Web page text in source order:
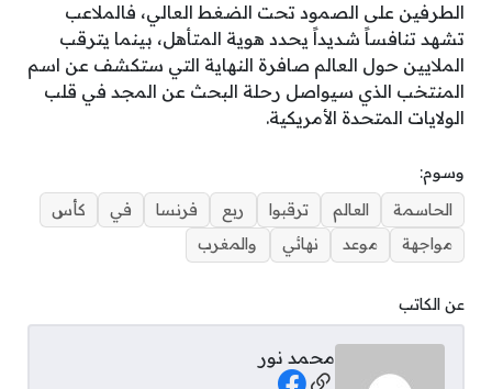
الطرفين على الصمود تحت الضغط العالي، فالملاعب
تشهد تنافساً شديداً يحدد هوية المتأهل، بينما يترقب
الملايين حول العالم صافرة النهاية التي ستكشف عن اسم
المنتخب الذي سيواصل رحلة البحث عن المجد في قلب
الولايات المتحدة الأمريكية.
وسوم:
الحاسمة
العالم ترقبوا ربع فرنسا في
كأس
مواجهة
موعد نهائي والمغرب
عن الكاتب
محمد نور